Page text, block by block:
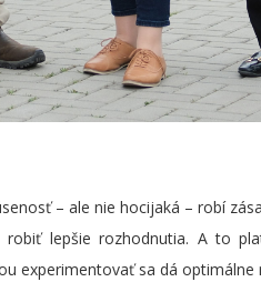
– ale nie hocijaká – robí
lepšie rozhodnutia. A to
experimentovať sa dá